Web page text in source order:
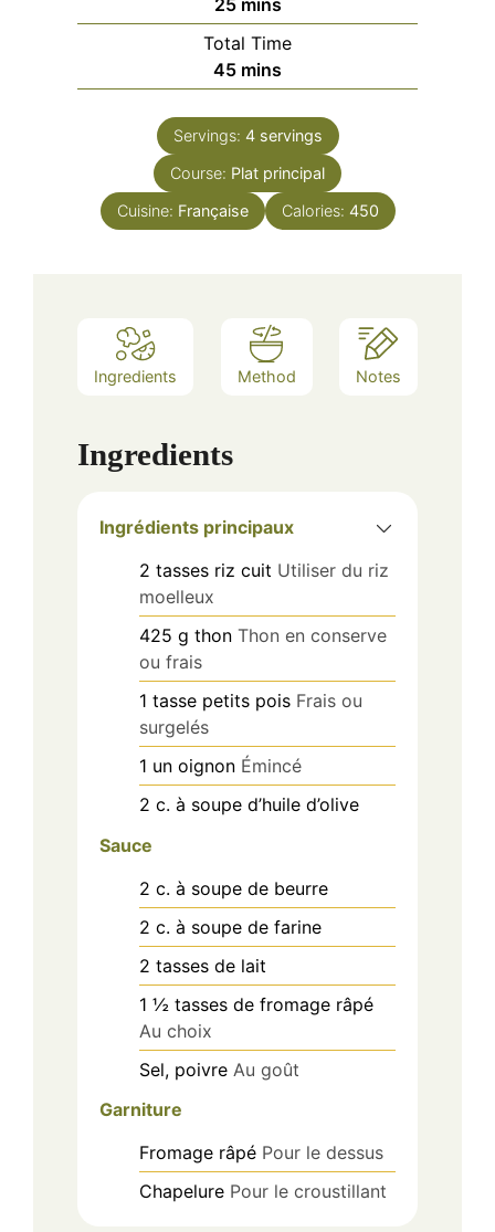
Total Time
45minutes
mins
Servings: 4 servings
Course: Plat principal
Cuisine: Française Calories: 450
Ingredients Method Notes
Ingredients
Ingrédients principaux
2 tasses riz cuit Utiliser du riz
moelleux
425 g thon Thon en conserve
ou frais
1 tasse petits pois Frais ou
surgelés
1 un oignon Émincé
2 c. à soupe d’huile d’olive
Sauce
2 c. à soupe de beurre
2 c. à soupe de farine
2 tasses de lait
1 ½ tasses de fromage râpé
Au choix
Sel, poivre Au goût
Garniture
Fromage râpé Pour le dessus
Chapelure Pour le croustillant